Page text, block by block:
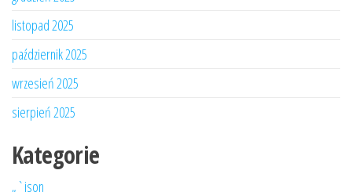
listopad 2025
październik 2025
wrzesień 2025
sierpień 2025
Kategorie
„`json